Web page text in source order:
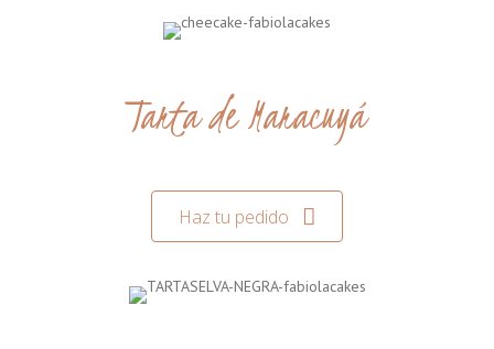
Tarta de Maracuyá
Haz tu pedido